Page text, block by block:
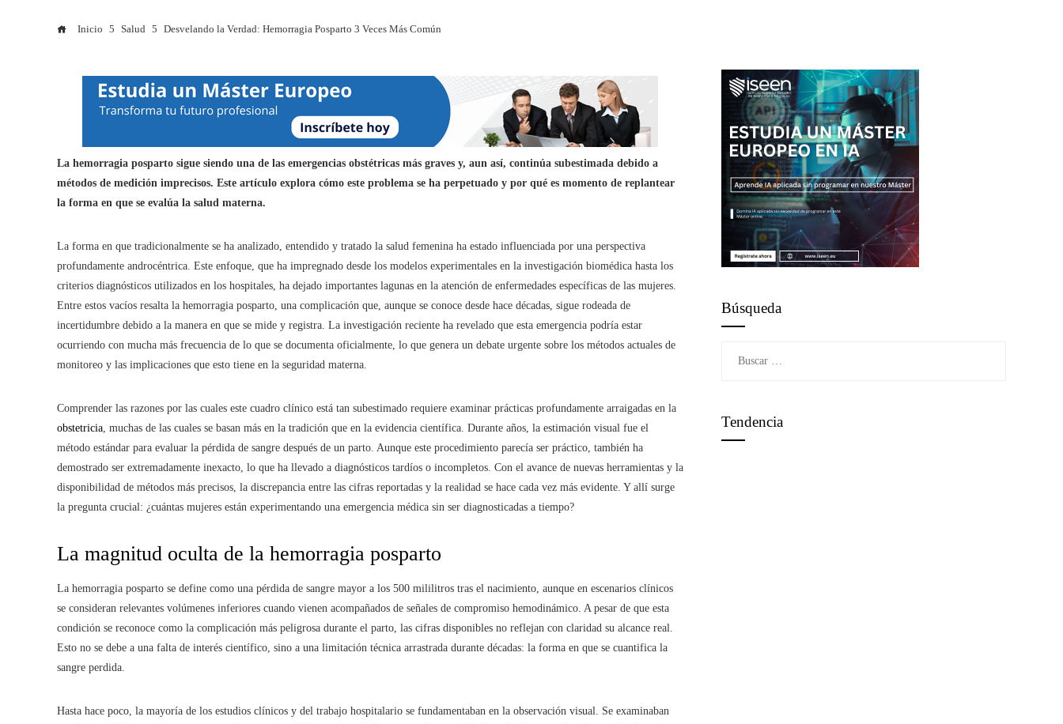
Inicio Salud Desvelando la Verdad: Hemorragia Posparto 3 Veces Más Común
La hemorragia posparto sigue siendo una de las emergencias obstétricas más graves y, aun así, continúa subestimada debido a
métodos de medición imprecisos. Este artículo explora cómo este problema se ha perpetuado y por qué es momento de replantear
la forma en que se evalúa la salud materna.
La forma en que tradicionalmente se ha analizado, entendido y tratado la salud femenina ha estado influenciada por una perspectiva
profundamente androcéntrica. Este enfoque, que ha impregnado desde los modelos experimentales en la investigación biomédica hasta los
criterios diagnósticos utilizados en los hospitales, ha dejado importantes lagunas en la atención de enfermedades específicas de las mujeres.
Entre estos vacíos resalta la hemorragia posparto, una complicación que, aunque se conoce desde hace décadas, sigue rodeada de
incertidumbre debido a la manera en que se mide y registra. La investigación reciente ha revelado que esta emergencia podría estar
ocurriendo con mucha más frecuencia de lo que se documenta oficialmente, lo que genera un debate urgente sobre los métodos actuales de
monitoreo y las implicaciones que esto tiene en la seguridad materna.
Comprender las razones por las cuales este cuadro clínico está tan subestimado requiere examinar prácticas profundamente arraigadas en la
obstetricia, muchas de las cuales se basan más en la tradición que en la evidencia científica. Durante años, la estimación visual fue el
método estándar para evaluar la pérdida de sangre después de un parto. Aunque este procedimiento parecía ser práctico, también ha
demostrado ser extremadamente inexacto, lo que ha llevado a diagnósticos tardíos o incompletos. Con el avance de nuevas herramientas y la
disponibilidad de métodos más precisos, la discrepancia entre las cifras reportadas y la realidad se hace cada vez más evidente. Y allí surge
la pregunta crucial: ¿cuántas mujeres están experimentando una emergencia médica sin ser diagnosticadas a tiempo?
La magnitud oculta de la hemorragia posparto
La hemorragia posparto se define como una pérdida de sangre mayor a los 500 mililitros tras el nacimiento, aunque en escenarios clínicos
se consideran relevantes volúmenes inferiores cuando vienen acompañados de señales de compromiso hemodinámico. A pesar de que esta
condición se reconoce como la complicación más peligrosa durante el parto, las cifras disponibles no reflejan con claridad su alcance real.
Esto no se debe a una falta de interés científico, sino a una limitación técnica arrastrada durante décadas: la forma en que se cuantifica la
sangre perdida.
Hasta hace poco, la mayoría de los estudios clínicos y del trabajo hospitalario se fundamentaban en la observación visual. Se examinaban
Búsqueda
Tendencia